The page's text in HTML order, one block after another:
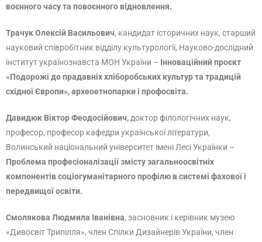
воєнного часу та повоєнного відновлення.
Трачук Олексій Васильович, кандидат історичних наук, старший
науковий співробітник відділу культурології, Науково-дослідний
інститут українознавста МОН України – Інноваційний проєкт
«Подорожі до прадавніх хліборобських культур та традицій
східної Європи», археоетнопарки і профосвіта.
Давидюк Віктор Феодосійович, доктор філологічних наук,
професор, професор кафедри української літератури,
Волинський національний університет імені Лесі Українки –
Проблема професіоналізації змісту загальноосвітніх
компонентів соціогуманітарного профілю в системі фахової і
передвищоїосвіти.
Смолякова Людмила Іванівна, засновник і керівник музею
«Дивосвіт Трипілля», член Спілки Дизайнерів України, член